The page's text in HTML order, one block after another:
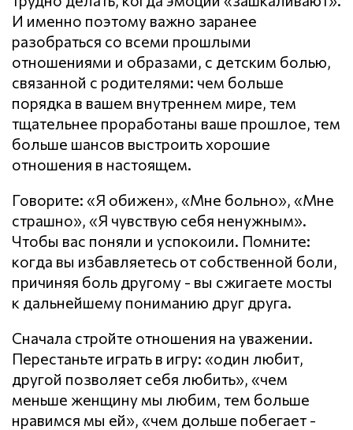
И именно поэтому важно заранее
разобраться со всеми прошлыми
отношениями и образами, с детским болью,
связанной с родителями: чем больше
порядка в вашем внутреннем мире, тем
тщательнее проработаны ваше прошлое, тем
больше шансов выстроить хорошие
отношения в настоящем.
Говорите: «Я обижен», «Мне больно», «Мне
страшно», «Я чувствую себя ненужным».
Чтобы вас поняли и успокоили. Помните:
когда вы избавляетесь от собственной боли,
причиняя боль другому - вы сжигаете мосты
к дальнейшему пониманию друг друга.
Сначала стройте отношения на уважении.
Перестаньте играть в игру: «один любит,
другой позволяет себя любить», «чем
меньше женщину мы любим, тем больше
нравимся мы ей», «чем дольше побегает -